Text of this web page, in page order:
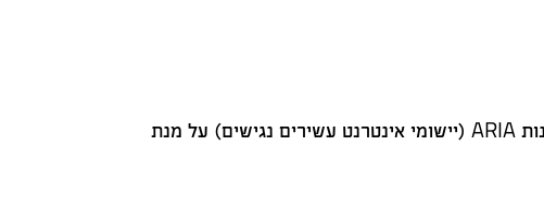
האתר כתוב בצורה סמנטית, עם תגיותHTML מקובלות והיררכיית תוכן. בנוסף, מוטמעות באתר תכונות ARIA (יישומי אינטרנט עשירים נגישים) על מנת